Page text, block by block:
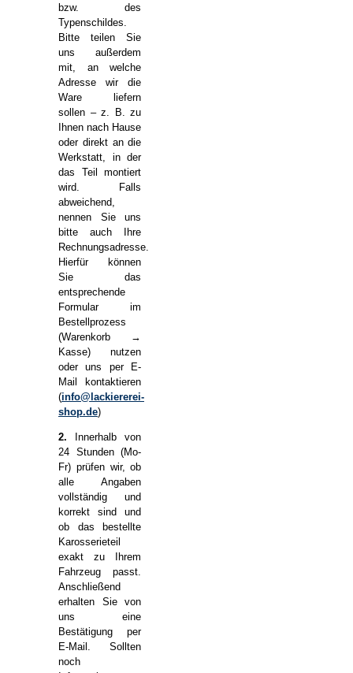
bzw. des
Typenschildes.
Bitte teilen Sie
uns außerdem
mit, an welche
Adresse wir die
Ware liefern
sollen – z. B. zu
Ihnen nach Hause
oder direkt an die
Werkstatt, in der
das Teil montiert
wird. Falls
abweichend,
nennen Sie uns
bitte auch Ihre
Rechnungsadresse.
Hierfür können
Sie das
entsprechende
Formular im
Bestellprozess
(Warenkorb →
Kasse) nutzen
oder uns per E-
Mail kontaktieren
(info@lackiererei-
shop.de)
2. Innerhalb von
24 Stunden (Mo-
Fr) prüfen wir, ob
alle Angaben
vollständig und
korrekt sind und
ob das bestellte
Karosserieteil
exakt zu Ihrem
Fahrzeug passt.
Anschließend
erhalten Sie von
uns eine
Bestätigung per
E-Mail. Sollten
noch